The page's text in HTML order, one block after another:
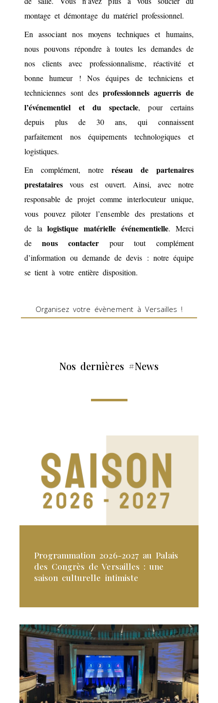
montage et démontage du matériel professionnel.
En associant nos moyens techniques et humains,
nous pouvons répondre à toutes les demandes de
nos clients avec professionnalisme, réactivité et
bonne humeur ! Nos équipes de techniciens et
techniciennes sont desprofessionnels aguerris de
l’événementiel et du spectacle, pour certains
depuis plus de 30 ans, qui connaissent
parfaitement nos équipements technologiques et
logistiques.
En complément, notre réseau de partenaires
prestataires vous est ouvert. Ainsi, avec notre
responsable de projet comme interlocuteur unique,
vous pouvez piloter l’ensemble des prestations et
de lalogistique matérielle événementielle. Merci
denous contacter pour tout complément
d’information ou demande de devis : notre équipe
se tient à votre entière disposition.
Organisez votre évènement à Versailles !
Nos dernières #News​
Programmation 2026-2027 au Palais
des Congrès de Versailles : une
saison culturelle intimiste